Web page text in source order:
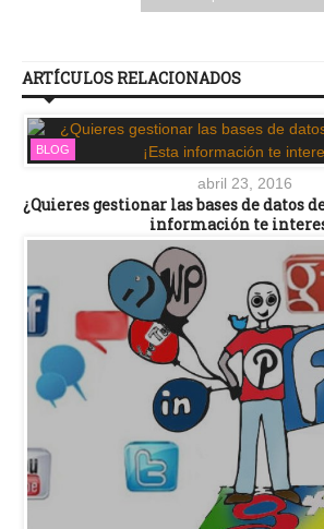
ARTÍCULOS RELACIONADOS
BLOG
abril 23, 2016
¿Quieres gestionar las bases de datos
información te